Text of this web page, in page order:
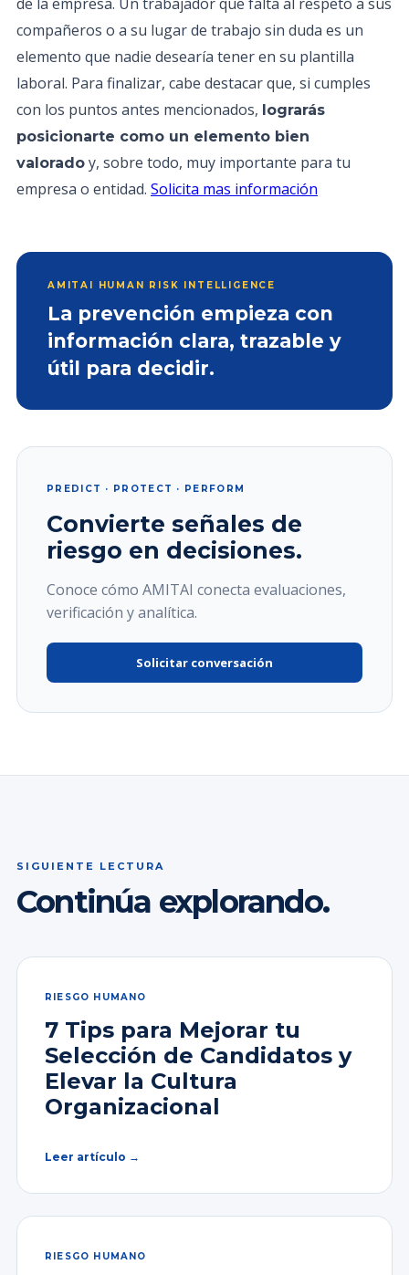
compañeros o a su lugar de trabajo sin duda es un
elemento que nadie desearía tener en su plantilla
laboral. Para finalizar, cabe destacar que, si cumples
con los puntos antes mencionados, lograrás
posicionarte como un elemento bien
valorado y, sobre todo, muy importante para tu
empresa o entidad. Solicita mas información
AMITAI HUMAN RISK INTELLIGENCE
La prevención empieza con
información clara, trazable y
útil para decidir.
PREDICT · PROTECT · PERFORM
Convierte señales de
riesgo en decisiones.
Conoce cómo AMITAI conecta evaluaciones,
verificación y analítica.
Solicitar conversación
SIGUIENTE LECTURA
Continúa explorando.
RIESGO HUMANO
7 Tips para Mejorar tu
Selección de Candidatos y
Elevar la Cultura
Organizacional
Leer artículo →
RIESGO HUMANO